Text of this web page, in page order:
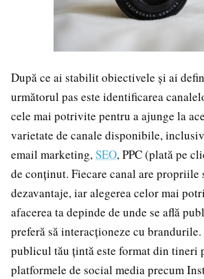
După ce ai stabilit obiectivele și ai
următorul pas este identificarea
cele mai potrivite pentru a ajunge la
varietate de canale disponibile,
email marketing,SEO, PPC (plată pe
de conținut. Fiecare canal are propriile
dezavantaje, iar alegerea celor mai
afacerea ta depinde de unde se află
preferă să interacționeze cu brandurile.
publicul tău țintă este format din tineri
platformele de social media precum